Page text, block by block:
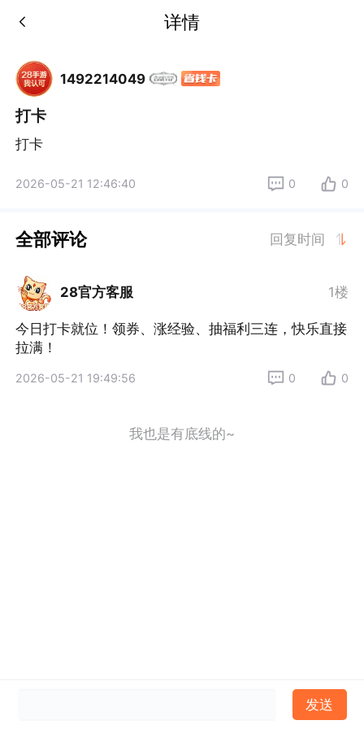
详情
1492214049
打卡
打卡
2026-05-21 12:46:40 0 0
全部评论 回复时间
28官方客服 1楼
今日打卡就位！领券、涨经验、抽福利三连，快乐直接
拉满！
2026-05-21 19:49:56 0 0
我也是有底线的~
发送